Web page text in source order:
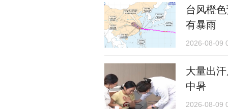
台风橙
有暴雨
2026-08-09
大量出
中暑
2026-08-09